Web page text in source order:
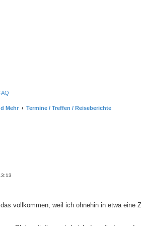
Mehr Termine / Treffen / Reiseberichte
vollkommen, weil ich ohnehin in etwa eine